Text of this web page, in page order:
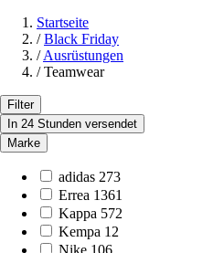
Startseite
/ Black Friday
/ Ausrüstungen
/ Teamwear
Filter
In 24 Stunden versendet
Marke
adidas 273
Errea 1361
Kappa 572
Kempa 12
Nike 106